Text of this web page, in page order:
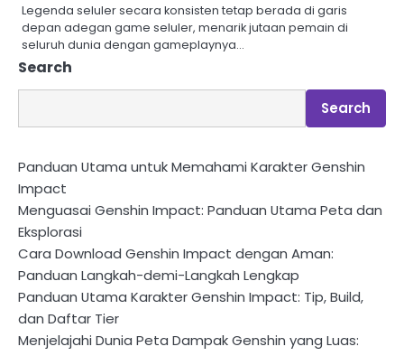
Legenda seluler secara konsisten tetap berada di garis
depan adegan game seluler, menarik jutaan pemain di
seluruh dunia dengan gameplaynya…
Search
Search
Panduan Utama untuk Memahami Karakter Genshin
Impact
Menguasai Genshin Impact: Panduan Utama Peta dan
Eksplorasi
Cara Download Genshin Impact dengan Aman:
Panduan Langkah-demi-Langkah Lengkap
Panduan Utama Karakter Genshin Impact: Tip, Build,
dan Daftar Tier
Menjelajahi Dunia Peta Dampak Genshin yang Luas: